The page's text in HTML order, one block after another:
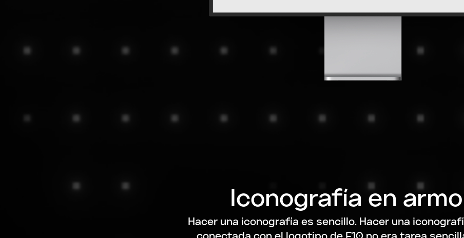
Iconografía en
Hacer una iconografía es sencillo. Hacer una